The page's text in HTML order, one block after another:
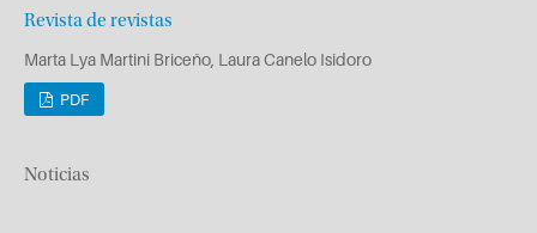
Revista de revistas
Marta Lya Martini Briceño, Laura Canelo Isidoro
PDF
Noticias